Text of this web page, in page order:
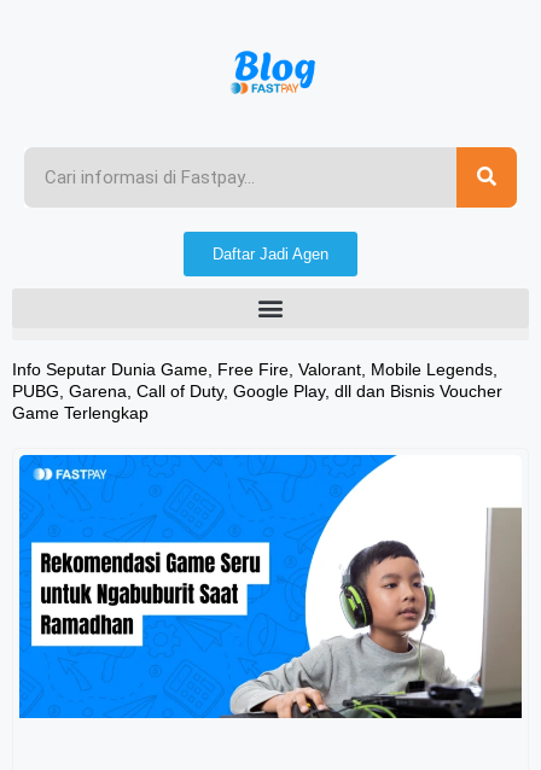
Daftar Jadi Agen
Info Seputar Dunia Game, Free Fire, Valorant, Mobile Legends,
PUBG, Garena, Call of Duty, Google Play, dll dan Bisnis Voucher
Game Terlengkap